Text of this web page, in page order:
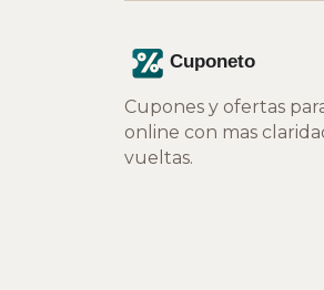
Cupones y ofertas
online con mas
vueltas.